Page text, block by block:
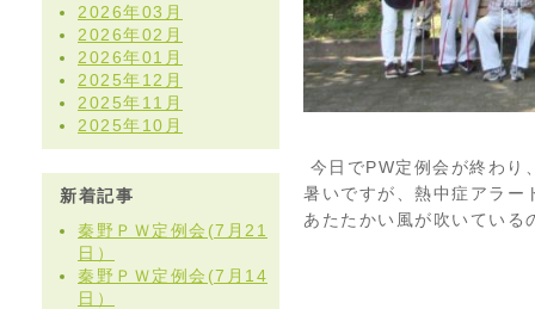
2026年03月
2026年02月
2026年01月
2025年12月
2025年11月
2025年10月
新着記事
秦野ＰＷ定例会(7月21
日）
秦野ＰＷ定例会(7月14
日）
今日でPW定例会が終わり
暑いですが、熱中症アラー
あたたかい風が吹いている